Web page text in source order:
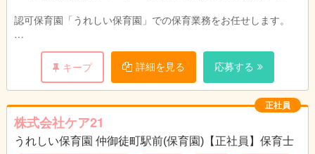
認可保育園「うれしい保育園」での保育業務をお任せします。
子どもたちの遊びや食事のサポート、見守りなどが中心です。
残業や持ち帰り仕事はなく、
先輩スタッフが丁寧にフォローするため、
未経験の方や久しぶりの職場復帰となる方も安心。
ライフスタイルに合わせた働き方が可能です。
キープ 詳細を見る 応募する
正社員
株式会社ケア21
うれしい保育園 仲御徒町駅前(保育園)【正社員】保育士